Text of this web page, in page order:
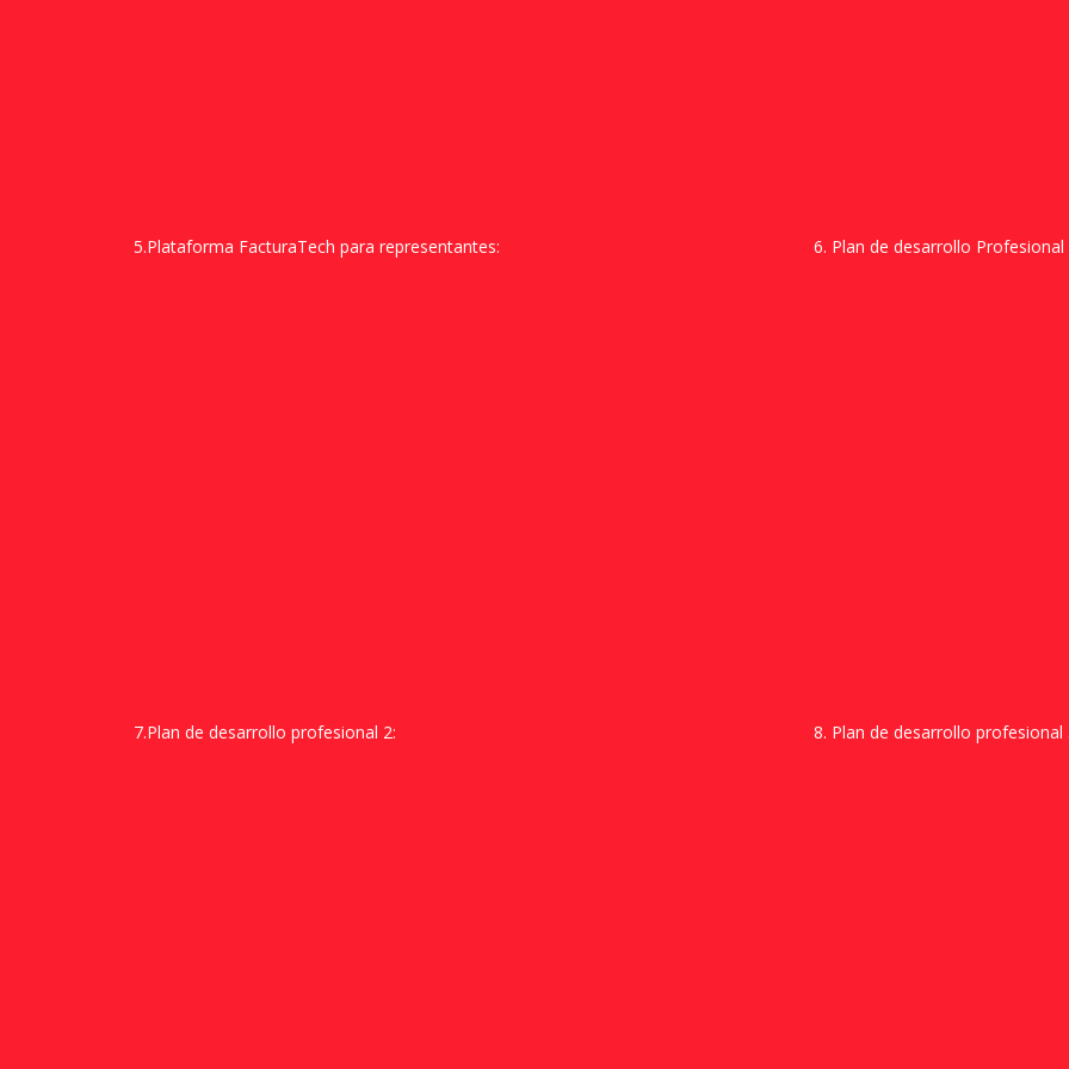
5.Plataforma FacturaTech para representantes: 6. Plan de desarrollo
7.Plan de desarrollo profesional 2: 8. Plan de desarrollo